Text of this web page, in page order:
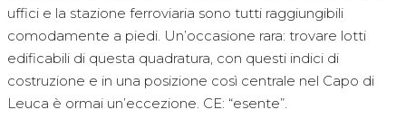
uffici e la stazione ferroviaria sono tutti raggiungibili
comodamente a piedi. Un’occasione rara: trovare lotti
edificabili di questa quadratura, con questi indici di
costruzione e in una posizione così centrale nel Capo di
Leuca è ormai un’eccezione. CE: “esente”.